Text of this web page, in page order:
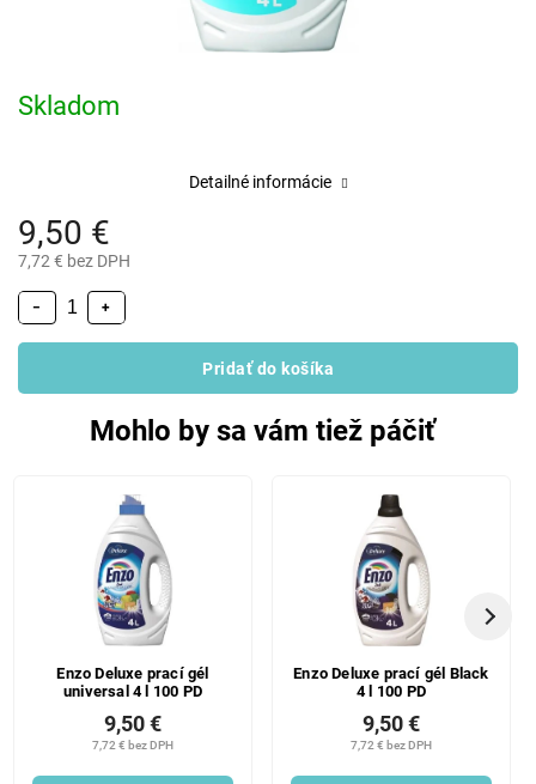
9,50 €
7,72 € bez DPH
Skladom
+
−
Pridať do košíka
Detailné informácie
Mohlo by sa vám tiež páčiť
Enzo Deluxe prací gél
universal 4 l 100 PD
7,72 € bez DPH
9,50 €
Enzo Deluxe prací gél Black
4 l 100 PD
7,72 € bez DPH
9,50 €